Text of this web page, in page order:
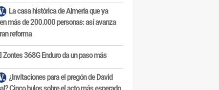
La casa histórica de Almería que ya
más de 200.000 personas: así avanza
reforma
Zontes 368G Enduro da un paso más
¿Invitaciones para el pregón de David